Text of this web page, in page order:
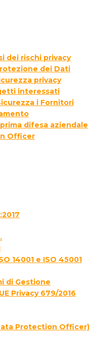
dei rischi privacy
dei Dati
privacy
interessati
i Fornitori
difesa aziendale
Officer
14001 e ISO 45001
di Gestione
Privacy 679/2016
Protection Officer)